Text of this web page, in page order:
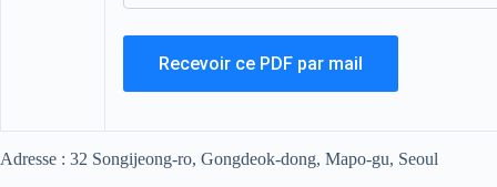
Adresse : 32 Songijeong-ro, Gongdeok-dong, Mapo-gu, Seoul